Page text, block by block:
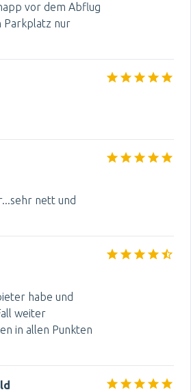
vor dem Abflug
Parkplatz nur
nett und
habe und
weiter
in allen Punkten